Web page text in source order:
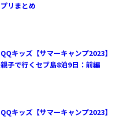
プリまとめ
QQキッズ【サマーキャンプ2023】
親子で行くセブ島8泊9日：前編
QQキッズ【サマーキャンプ2023】